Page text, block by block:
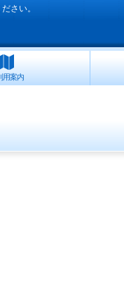
さい。
用案内